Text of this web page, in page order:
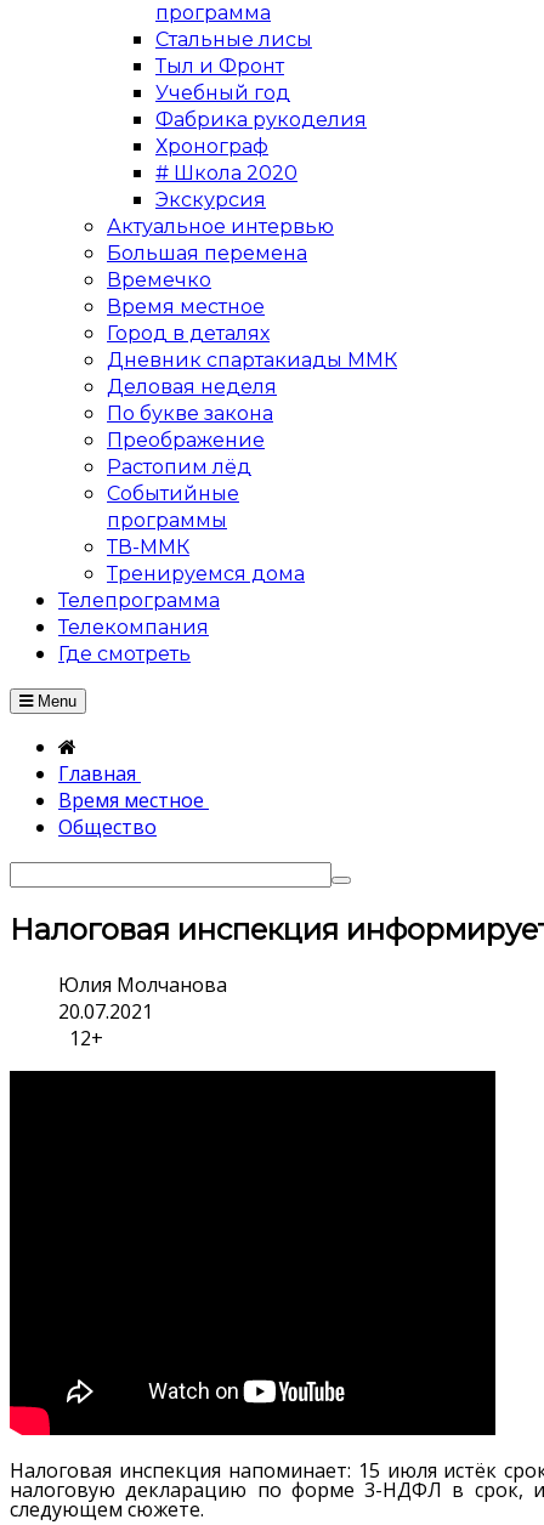
программа
Стальные лисы
Тыл и Фронт
Учебный год
Фабрика рукоделия
Хронограф
# Школа 2020
Экскурсия
Актуальное интервью
Большая перемена
Времечко
Время местное
Город в деталях
Дневник спартакиады ММК
Деловая неделя
По букве закона
Преображение
Растопим лёд
Событийные
программы
ТВ-ММК
Тренируемся дома
Телепрограмма
Телекомпания
Где смотреть
Menu
Главная
Время местное
Общество
Налоговая инспекция
Юлия Молчанова
20.07.2021
12+
Налоговая инспекция напоминает: 15 июля истёк
налоговую декларацию по форме 3-НДФЛ в срок,
следующем сюжете.